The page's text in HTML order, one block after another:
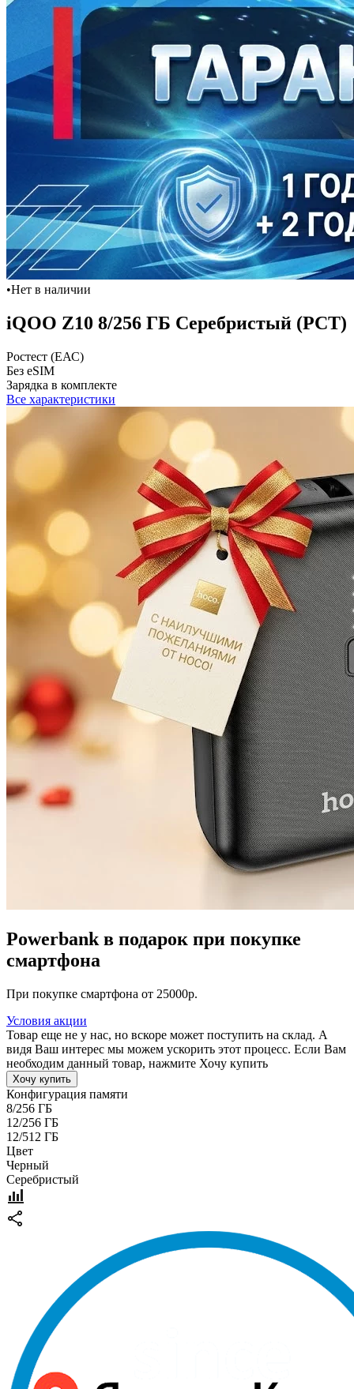
•Нет в наличии
iQOO Z10 8/256 ГБ Серебристый (РСТ)
Ростест (ЕАС)
Без eSIM
Зарядка в комплекте
Все характеристики
Powerbank в подарок при покупке
смартфона
При покупке смартфона от 25000р.
Условия акции
Товар еще не у нас, но вскоре может поступить на склад. А
видя Ваш интерес мы можем ускорить этот процесс. Если Вам
необходим данный товар, нажмите Хочу купить
Хочу купить
Конфигурация памяти
8/256 ГБ
12/256 ГБ
12/512 ГБ
Цвет
Черный
Серебристый